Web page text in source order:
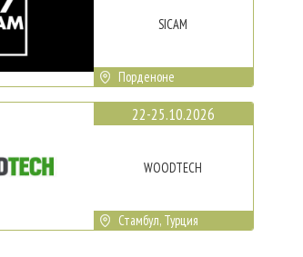
SICAM
Порденоне
22-25.10.2026
WOODTECH
Стамбул, Турция